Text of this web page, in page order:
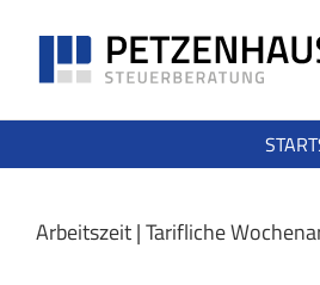
Inhalt
springen
Arbeitszeit | Tarifliche